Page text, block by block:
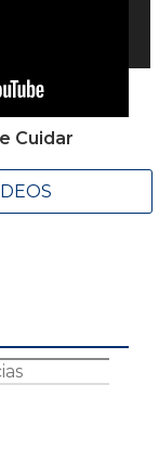
Cuidar